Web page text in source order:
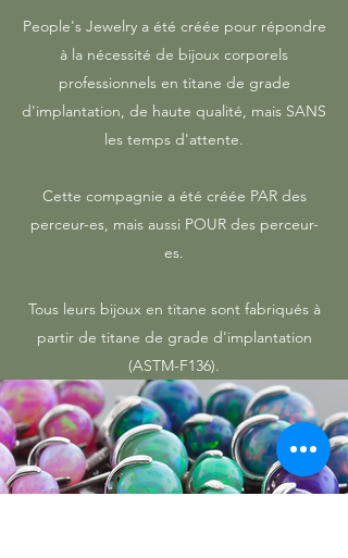
People's Jewelry a été créée pour répondre
à la nécessité de bijoux corporels
professionnels en titane de grade
d'implantation, de haute qualité, mais SANS
les temps d'attente.
Cette compagnie a été créée PAR des
perceur-es, mais aussi POUR des perceur-
es.
Tous leurs bijoux en titane sont fabriqués à
partir de titane de grade d'implantation
(ASTM-F136).